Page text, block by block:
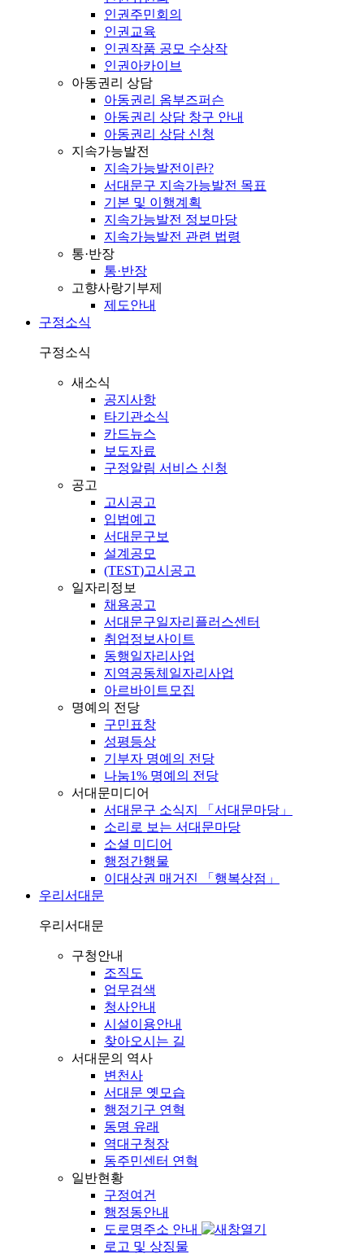
인권주민회의
인권교육
인권작품 공모 수상작
인권아카이브
아동권리 상담
아동권리 옴부즈퍼슨
아동권리 상담 창구 안내
아동권리 상담 신청
지속가능발전
지속가능발전이란?
서대문구 지속가능발전 목표
기본 및 이행계획
지속가능발전 정보마당
지속가능발전 관련 법령
통·반장
통·반장
고향사랑기부제
제도안내
구정소식
구정소식
새소식
공지사항
타기관소식
카드뉴스
보도자료
구정알림 서비스 신청
공고
고시공고
입법예고
서대문구보
설계공모
(TEST)고시공고
일자리정보
채용공고
서대문구일자리플러스센터
취업정보사이트
동행일자리사업
지역공동체일자리사업
아르바이트모집
명예의 전당
구민표창
성평등상
기부자 명예의 전당
나눔1% 명예의 전당
서대문미디어
서대문구 소식지 「서대문마당」
소리로 보는 서대문마당
소셜 미디어
행정간행물
이대상권 매거진 「행복상점」
우리서대문
우리서대문
구청안내
조직도
업무검색
청사안내
시설이용안내
찾아오시는 길
서대문의 역사
변천사
서대문 옛모습
행정기구 연혁
동명 유래
역대구청장
동주민센터 연혁
일반현황
구정여건
행정동안내
도로명주소 안내
로고 및 상징물